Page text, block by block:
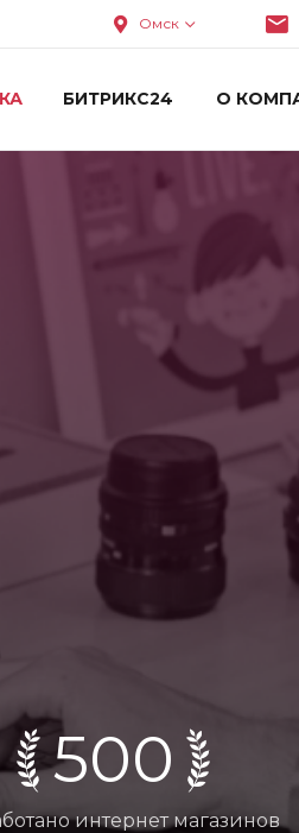
Омск
БИТРИКС24 О
500
интернет магазинов